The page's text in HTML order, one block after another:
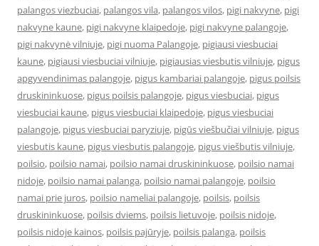
palangos viezbuciai, palangos vila, palangos vilos, pigi nakvyne, pigi
nakvyne kaune, pigi nakvyne klaipedoje, pigi nakvyne palangoje,
pigi nakvynė vilniuje, pigi nuoma Palangoje, pigiausi viesbuciai
kaune, pigiausi viesbuciai vilniuje, pigiausias viesbutis vilniuje, pigus
apgyvendinimas palangoje, pigus kambariai palangoje, pigus poilsis
druskininkuose, pigus poilsis palangoje, pigus viesbuciai, pigus
viesbuciai kaune, pigus viesbuciai klaipedoje, pigus viesbuciai
palangoje, pigus viesbuciai paryziuje, pigūs viešbučiai vilniuje, pigus
viesbutis kaune, pigus viesbutis palangoje, pigus viešbutis vilniuje,
poilsio, poilsio namai, poilsio namai druskininkuose, poilsio namai
nidoje, poilsio namai palanga, poilsio namai palangoje, poilsio
namai prie juros, poilsio nameliai palangoje, poilsis, poilsis
druskininkuose, poilsis dviems, poilsis lietuvoje, poilsis nidoje,
poilsis nidoje kainos, poilsis pajūryje, poilsis palanga, poilsis